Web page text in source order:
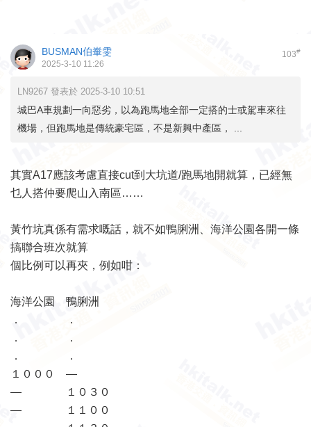
103#
BUSMAN伯輋雯
2025-3-10 11:26
LN9267 發表於 2025-3-10 10:51
城巴A車規劃一向惡劣，以為跑馬地全部一定搭的士或駕車來往
機場，但跑馬地是傳統豪宅區，不是新興中產區， ...
其實A17應該考慮直接cut到大坑道/跑馬地開就算，已經無
乜人搭仲要爬山入南區……
黃竹坑真係有需求嘅話，就不如鴨脷洲、海洋公園各開一條
搞聯合班次就算
個比例可以再夾，例如咁：
海洋公園 鴨脷洲
． ．
． ．
． ．
１０００ —
— １０３０
— １１００